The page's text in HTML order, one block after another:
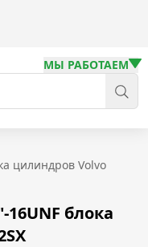
МЫ РАБОТАЕМ
цилиндров Volvo
блока